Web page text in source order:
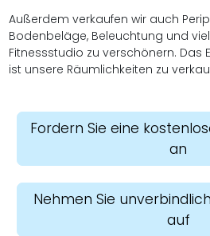
Außerdem verkaufen wir auch
Bodenbeläge, Beleuchtung und
Fitnessstudio zu verschönern. Das
ist unsere Räumlichkeiten zu
Fordern Sie eine
an
Nehmen Sie
auf